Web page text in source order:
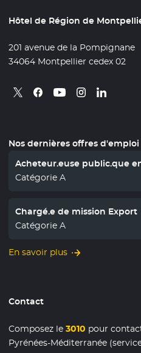
Hôtel de Région de
201 avenue de la Pompignane
34064 Montpellier cedex 02
Retrouvez nous sur X
- Nouvelle fenêtre
Retrouvez nous sur
- Nouvelle fenêtre
Retrouvez nous sur
- Nouvelle fenêtre
Retrouvez
- Nouvelle
Retrouvez
-
Nos dernières offres d'emploi
Acheteur.euse public.que
Catégorie A
Chargé.e de mission Export
Catégorie A
En savoir plus
Contact
Composez le3010 pour
Pyrénées-Méditerranée